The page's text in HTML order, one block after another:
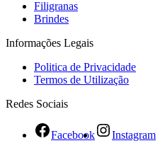
Filigranas
Brindes
Informações Legais
Politica de Privacidade
Termos de Utilização
Redes Sociais
Facebook
Instagram